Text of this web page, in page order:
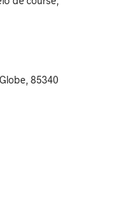
85340